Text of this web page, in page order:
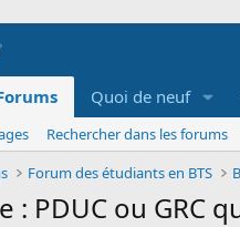
Quoi de neuf
Rechercher dans les forums
Forum des étudiants en BTS
: PDUC ou GRC